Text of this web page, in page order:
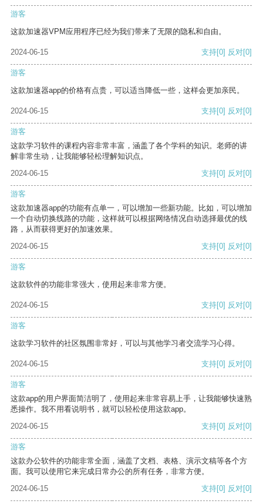
游客
这款加速器VPM应用程序已经为我们带来了无限的隐私和自由。
2024-06-15 支持[0] 反对[0]
游客
这款加速器app的价格有点贵，可以适当降低一些，这样会更加亲民。
2024-06-15 支持[0] 反对[0]
游客
这款学习软件的课程内容非常丰富，涵盖了各个学科的知识。老师的讲
解非常生动，让我能够轻松理解知识点。
2024-06-15
支持[0] 反对[0]
游客
这款加速器app的功能有点单一，可以增加一些新功能。比如，可以增加
一个自动切换线路的功能，这样就可以根据网络情况自动选择最优的线
路，从而获得更好的加速效果。
2024-06-15
支持[0] 反对[0]
游客
这款软件的功能非常强大，使用起来非常方便。
2024-06-15 支持[0] 反对[0]
游客
这款学习软件的社区氛围非常好，可以与其他学习者交流学习心得。
2024-06-15 支持[0] 反对[0]
游客
这款app的用户界面简洁明了，使用起来非常容易上手，让我能够快速熟
悉操作。我不用看说明书，就可以轻松使用这款app。
2024-06-15
支持[0] 反对[0]
游客
这款办公软件的功能非常全面，涵盖了文档、表格、演示文稿等各个方
面。我可以使用它来完成日常办公的所有任务，非常方便。
2024-06-15
支持[0] 反对[0]